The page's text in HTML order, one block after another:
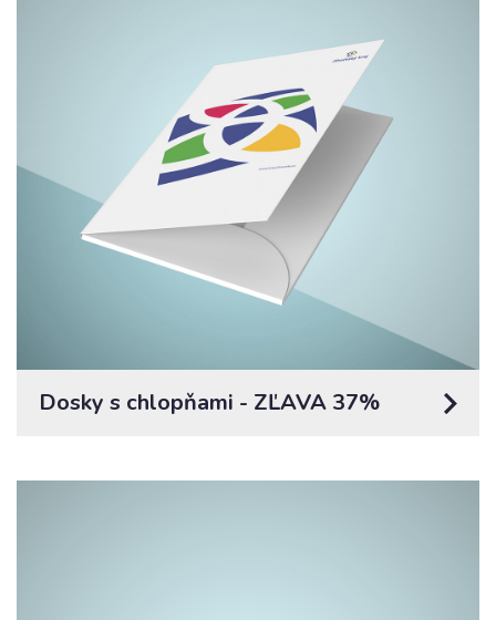
Dosky s chlopňami - ZĽAVA 37%